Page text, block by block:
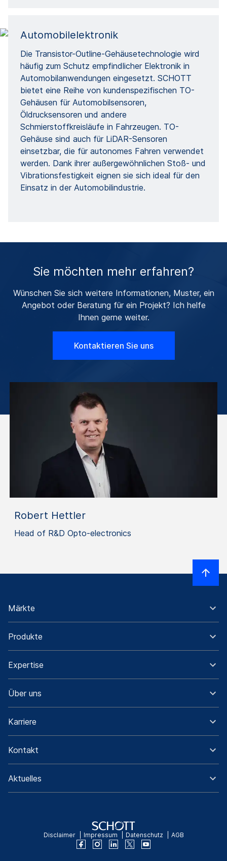
Automobilelektronik
Die Transistor-Outline-Gehäusetechnologie wird
häufig zum Schutz empfindlicher Elektronik in
Automobilanwendungen eingesetzt. SCHOTT
bietet eine Reihe von kundenspezifischen TO-
Gehäusen für Automobilsensoren,
Öldrucksensoren und andere
Schmierstoffkreisläufe in Fahrzeugen. TO-
Gehäuse sind auch für LiDAR-Sensoren
einsetzbar, die für autonomes Fahren verwendet
werden. Dank ihrer außergewöhnlichen Stoß- und
Vibrationsfestigkeit eignen sie sich ideal für den
Einsatz in der Automobilindustrie.
Sie möchten mehr erfahren?
Wünschen Sie sich weitere Informationen, Muster, ein
Angebot oder Beratung für ein Projekt? Ich helfe
Ihnen gerne weiter.
Kontaktieren Sie uns
Robert Hettler
Head of R&D Opto-electronics
Märkte
Produkte
Expertise
Über uns
Karriere
Kontakt
Aktuelles
Disclaimer Impressum Datenschutz AGB